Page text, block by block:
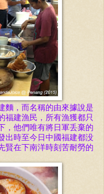
麵，而名稱的由來據說是
福建漁民，所有漁獲都只
，他們唯有將日 軍丢棄的
出時至今日中 國福建都没
賢在下南洋時刻苦耐勞的